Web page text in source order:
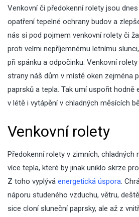
Venkovní či předokenní rolety jsou
opatření tepelné ochrany budov a
nás si pod pojmem venkovní rolety či
proti velmi nepříjemnému letnímu
při spánku a odpočinku. Venkovní
strany náš dům v místě oken zejména
paprsků a tepla. Tak umí uspořit hodně
v létě i vytápění v chladných měsících
Venkovní rolety
Předokenní rolety v zimních, chladných
více tepla, které by jinak uniklo skrze
Z toho vyplývá energetická úspora.
náporu studeného vzduchu, větru,
sice cloní sluneční paprsky, ale až z